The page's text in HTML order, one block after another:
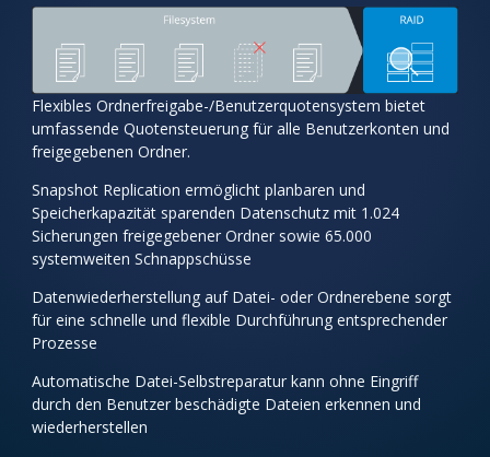
Flexibles Ordnerfreigabe-/Benutzerquotensystem bietet
umfassende Quotensteuerung für alle Benutzerkonten und
freigegebenen Ordner.
Snapshot Replication ermöglicht planbaren und
Speicherkapazität sparenden Datenschutz mit 1.024
Sicherungen freigegebener Ordner sowie 65.000
systemweiten Schnappschüsse
Datenwiederherstellung auf Datei- oder Ordnerebene sorgt
für eine schnelle und flexible Durchführung entsprechender
Prozesse
Automatische Datei-Selbstreparatur kann ohne Eingriff
durch den Benutzer beschädigte Dateien erkennen und
wiederherstellen